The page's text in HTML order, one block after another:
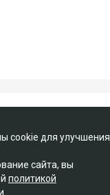
cookie для улучшения
сайта, вы
политикой